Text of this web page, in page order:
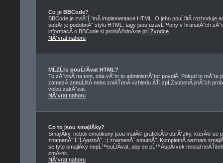
Co je BBCode?
BBCode je zvlĂˇĹˇtnĂ­ implementace HTML. O jeho pouĹľitĂ­
sobÄ› je podobnĂ˝ stylu HTML, tagy jsou uzavĹ™eny v hranatĂ˝ch
informacĂ­ o BBCode si prohlĂ©dnÄ›te prĹŻvodce
NĂˇvrat nahoru
MĹŻĹľu pouĹľĂ­vat HTML?
To zĂˇvisĂ­ na tom, zda vĂˇm to administrĂˇtor povolĂ­. Pokud to
zamezĂ­ zneuĹľitĂ­ nebo zniÄŤenĂ­ vzhledu ÄŤi zpĹŻsobenĂ­ jinĂ˝ch
volbu zakĂˇzat.
NĂˇvrat nahoru
Co to jsou smajlĂ­ky?
SmajlĂ­ky, neboli emotikony jsou malĂ© grafickĂ© obrĂˇzky, kterĂ©
znamenĂˇ ĹˇĹĄastnĂ˝, :( znamenĂˇ smutnĂ˝. KompletnĂ­ seznam
se tyto smajlĂ­ky nepĹ™euĹľĂ­vat, aby se pĹ™Ă­spÄ›vek nestal
zmÄ›nit.
NĂˇvrat nahoru